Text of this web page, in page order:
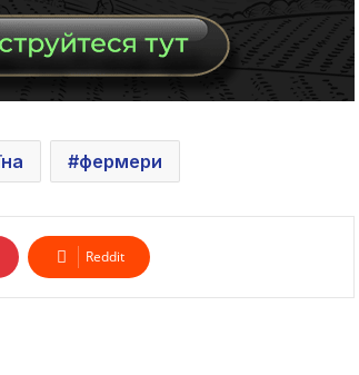
фермери
Reddit